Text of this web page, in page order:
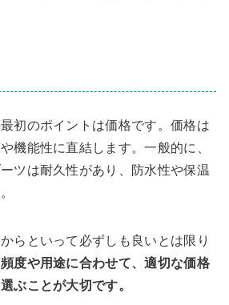
初のポイントは価格です。価格は
機能性に直結します。一般的に、
ツは耐久性があり、防水性や保温
らといって必ずしも良いとは限り
度や用途に合わせて、適切な価格
ぶことが大切です。